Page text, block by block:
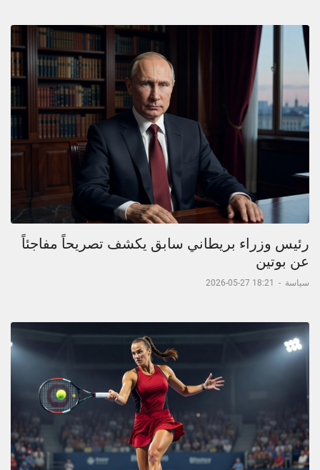
رئيس وزراء بريطاني سابق يكشف تصريحاً مفاجئاً
عن بوتين
سياسة -
18:21 27-05-2026